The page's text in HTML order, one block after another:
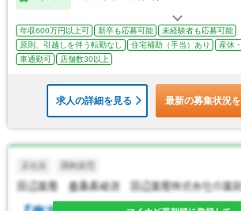
年収600万円以上可 新卒も応募可能
未経験者も応募可能
原則、引越しを伴う転勤なし
住宅補助（手当）あり
産休
車通勤可
店舗数30以上
求人の詳細を見る 最新の募集状況